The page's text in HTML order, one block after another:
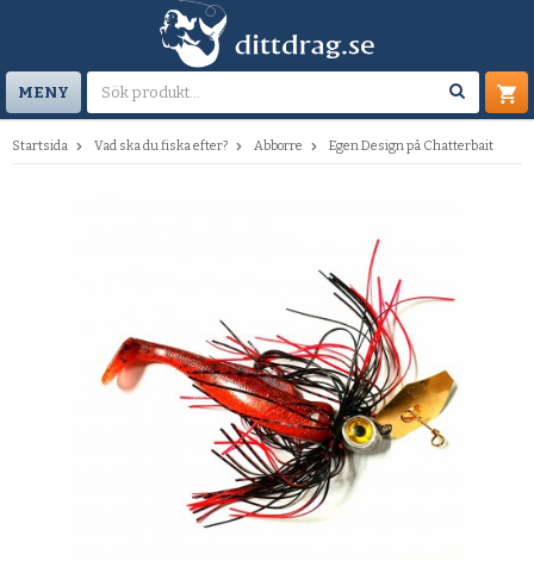
MENY
Startsida Vad ska du fiska efter? Abborre Egen Design på Chatterbait